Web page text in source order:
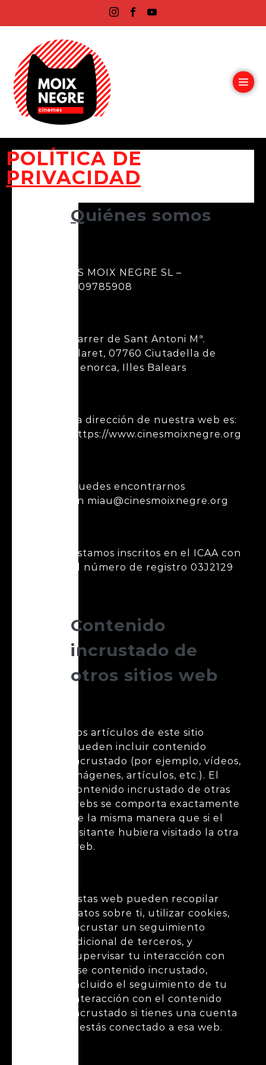
POLÍTICA DE
PRIVACIDAD
Quiénes somos
ES MOIX NEGRE SL –
B09785908
Carrer de Sant Antoni Mª.
Claret, 07760 Ciutadella de
Menorca, Illes Balears
La dirección de nuestra web es:
https://www.cinesmoixnegre.org
Puedes encontrarnos
en miau@cinesmoixnegre.org
Estamos inscritos en el ICAA con
el número de registro 03J2129
Contenido
incrustado de
otros sitios web
Los artículos de este sitio
pueden incluir contenido
incrustado (por ejemplo, vídeos,
imágenes, artículos, etc.). El
contenido incrustado de otras
webs se comporta exactamente
de la misma manera que si el
visitante hubiera visitado la otra
web.
Estas web pueden recopilar
datos sobre ti, utilizar cookies,
incrustar un seguimiento
adicional de terceros, y
supervisar tu interacción con
ese contenido incrustado,
incluido el seguimiento de tu
interacción con el contenido
incrustado si tienes una cuenta
y estás conectado a esa web.